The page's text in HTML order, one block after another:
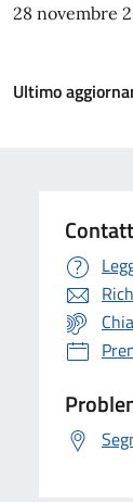
28 novembre
Ultimo